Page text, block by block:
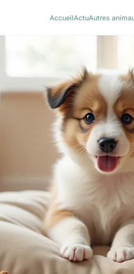
AccueilActuAutres